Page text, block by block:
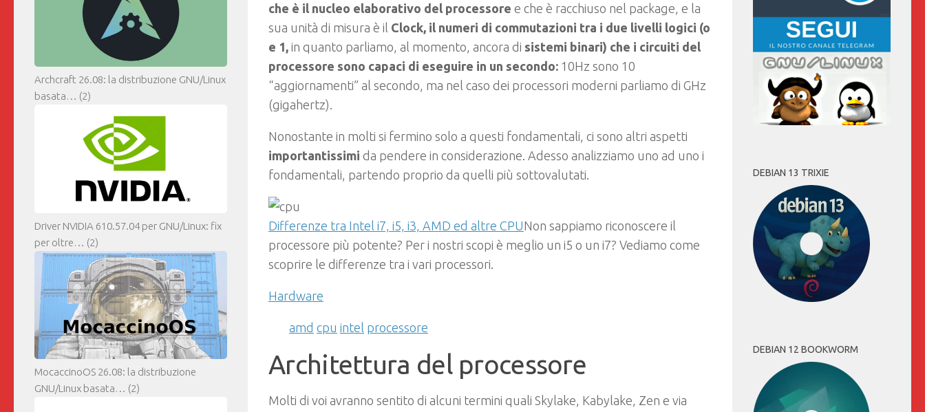
che è il nucleo elaborativo del processore e che è racchiuso nel package, e la
sua unità di misura è il Clock, il numeri di commutazioni tra i due livelli logici (o
e 1, in quanto parliamo, al momento, ancora di sistemi binari) che i circuiti del
processore sono capaci di eseguire in un secondo: 10Hz sono 10
“aggiornamenti” al secondo, ma nel caso dei processori moderni parliamo di GHz
(gigahertz).
Nonostante in molti si fermino solo a questi fondamentali, ci sono altri aspetti
importantissimi da pendere in considerazione. Adesso analizziamo uno ad uno i
fondamentali, partendo proprio da quelli più sottovalutati.
Differenze tra Intel i7, i5, i3, AMD ed altre CPUNon sappiamo riconoscere il
processore più potente? Per i nostri scopi è meglio un i5 o un i7? Vediamo come
scoprire le differenze tra i vari processori.
Hardware
amd cpu intel processore
Architettura del processore
Molti di voi avranno sentito di alcuni termini quali Skylake, Kabylake, Zen e via
Archcraft 26.08: la distribuzione GNU/Linux
basata… (2)
Driver NVIDIA 610.57.04 per GNU/Linux: fix
per oltre… (2)
MocaccinoOS 26.08: la distribuzione
GNU/Linux basata… (2)
DEBIAN 13 TRIXIE
DEBIAN 12 BOOKWORM